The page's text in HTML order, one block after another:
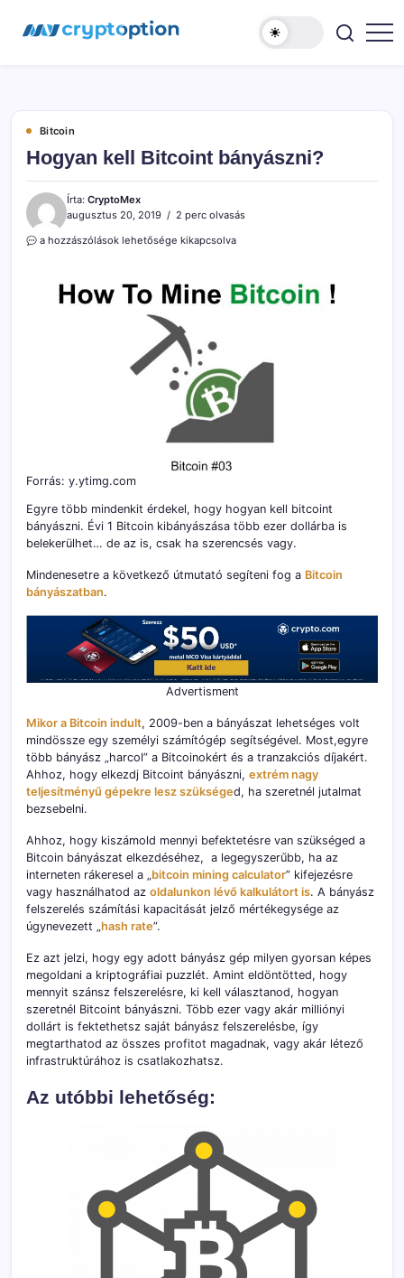
MyCryptOption
Bitcoin
Hogyan kell Bitcoint bányászni?
Írta: CryptoMex
augusztus 20, 2019
2 perc olvasás
Hogyan
bányászni?
bejegyzéshez
a hozzászólások lehetősége kikapcsolva
Forrás: y.ytimg.com
Egyre több mindenkit érdekel, hogy hogyan kell bitcoint
bányászni. Évi 1 Bitcoin kibányászása több ezer dollárba is
belekerülhet… de az is, csak ha szerencsés vagy.
Mindenesetre a következő útmutató segíteni fog a Bitcoin
bányászatban.
Advertisment
Mikor a Bitcoin indult, 2009-ben a bányászat lehetséges volt
mindössze egy személyi számítógép segítségével. Most,egyre
több bányász „harcol” a Bitcoinokért és a tranzakciós díjakért.
Ahhoz, hogy elkezdj Bitcoint bányászni, extrém nagy
teljesítményű gépekre lesz szükséged, ha szeretnél jutalmat
bezsebelni.
Ahhoz, hogy kiszámold mennyi befektetésre van szükséged a
Bitcoin bányászat elkezdéséhez, a legegyszerűbb, ha az
interneten rákeresel a „bitcoin mining calculator” kifejezésre
vagy használhatod az oldalunkon lévő kalkulátort is. A bányász
felszerelés számítási kapacitását jelző mértékegysége az
úgynevezett „hash rate”.
Ez azt jelzi, hogy egy adott bányász gép milyen gyorsan képes
megoldani a kriptográfiai puzzlét. Amint eldöntötted, hogy
mennyit szánsz felszerelésre, ki kell választanod, hogyan
szeretnél Bitcoint bányászni. Több ezer vagy akár milliónyi
dollárt is fektethetsz saját bányász felszerelésbe, így
megtarthatod az összes profitot magadnak, vagy akár létező
infrastruktúrához is csatlakozhatsz.
Az utóbbi lehetőség: